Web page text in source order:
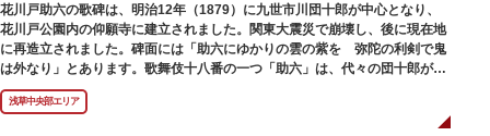
花川戸助六の歌碑は、明治12年（1879）に九世市川団十郎が中心となり、
花川戸公園内の仰願寺に建立されました。関東大震災で崩壊し、後に現在地
に再造立されました。碑面には「助六にゆかりの雲の紫を 弥陀の利剣で鬼
は外なり」とあります。歌舞伎十八番の一つ「助六」は、代々の団十郎が伝
えていますが、助六の実像は不明です。
浅草中央部エリア